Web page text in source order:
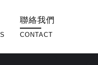
聯絡我們
CONTACT